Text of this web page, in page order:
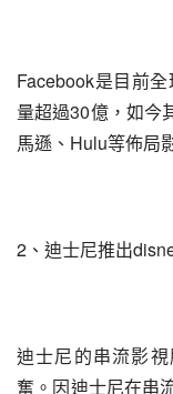
Facebook是目前
量超過30億，如今
馬遜、Hulu等佈局
2、迪士尼推出
迪士尼的串流影
奮。因迪士尼在串